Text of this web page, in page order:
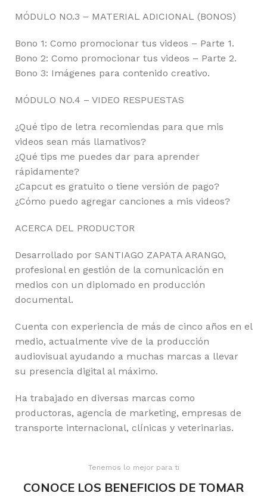
MÓDULO NO.3 – MATERIAL ADICIONAL (BONOS)
Bono 1: Como promocionar tus videos – Parte 1.
Bono 2: Como promocionar tus videos – Parte 2.
Bono 3: Imágenes para contenido creativo.
MÓDULO NO.4 – VIDEO RESPUESTAS
¿Qué tipo de letra recomiendas para que mis
videos sean más llamativos?
¿Qué tips me puedes dar para aprender
rápidamente?
¿Capcut es gratuito o tiene versión de pago?
¿Cómo puedo agregar canciones a mis videos?
ACERCA DEL PRODUCTOR
Desarrollado por SANTIAGO ZAPATA ARANGO,
profesional en gestión de la comunicación en
medios con un diplomado en producción
documental.
Cuenta con experiencia de más de cinco años en el
medio, actualmente vive de la producción
audiovisual ayudando a muchas marcas a llevar
su presencia digital al máximo.
Ha trabajado en diversas marcas como
productoras, agencia de marketing, empresas de
transporte internacional, clínicas y veterinarias.
Tenemos lo mejor para ti
CONOCE LOS BENEFICIOS DE TOMAR